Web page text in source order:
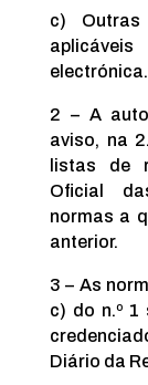
c) Outras
electrónica.
2 – A
aviso, na
listas de
Oficial
normas a
anterior.
3 – As
c) do n.º
Diário da